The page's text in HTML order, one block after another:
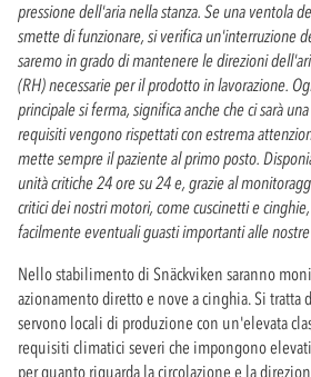
pressione dell'aria nella stanza. Se una ventola
smette di funzionare, si verifica un'interruzione
saremo in grado di mantenere le direzioni
(RH) necessarie per il prodotto in lavorazione.
principale si ferma, significa anche che ci sarà
requisiti vengono rispettati con estrema
mette sempre il paziente al primo posto.
unità critiche 24 ore su 24 e, grazie al
critici dei nostri motori, come cuscinetti e
facilmente eventuali guasti importanti alle
Nello stabilimento di Snäckviken saranno
azionamento diretto e nove a cinghia. Si
servono locali di produzione con un'elevata
requisiti climatici severi che impongono
per quanto riguarda la circolazione e la